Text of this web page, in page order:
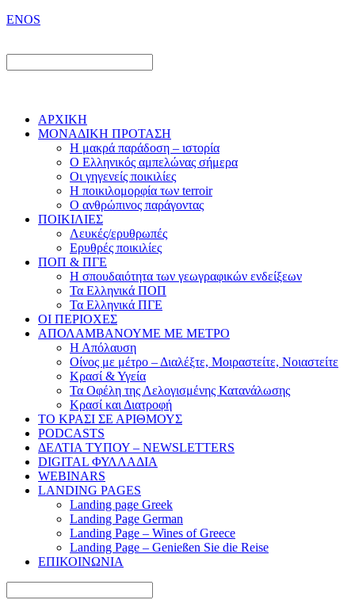
ENOS
ΑΡΧΙΚΗ
ΜΟΝΑΔΙΚΗ ΠΡΟΤΑΣΗ
Η μακρά παράδοση – ιστορία
Ο Ελληνικός αμπελώνας σήμερα
Οι γηγενείς ποικιλίες
Η ποικιλομορφία των terroir
O ανθρώπινος παράγοντας
ΠΟΙΚΙΛΙΕΣ
Λευκές/ερυθρωπές
Ερυθρές ποικιλίες
ΠΟΠ & ΠΓΕ
Η σπουδαιότητα των γεωγραφικών ενδείξεων
Τα Ελληνικά ΠΟΠ
Τα Ελληνικά ΠΓΕ
ΟΙ ΠΕΡΙΟΧΕΣ
ΑΠΟΛΑΜΒΑΝΟΥΜΕ ΜΕ ΜΕΤΡΟ
Η Απόλαυση
Οίνος με μέτρο – Διαλέξτε, Μοιραστείτε, Νοιαστείτε
Κρασί & Υγεία
Τα Οφέλη της Λελογισμένης Κατανάλωσης
Κρασί και Διατροφή
ΤΟ ΚΡΑΣΙ ΣΕ ΑΡΙΘΜΟΥΣ
PODCASTS
ΔΕΛΤΙΑ ΤΥΠΟΥ – NEWSLETTERS
DIGITAL ΦΥΛΛΑΔΙΑ
WEBINARS
LANDING PAGES
Landing page Greek
Landing Page German
Landing Page – Wines of Greece
Landing Page – Genießen Sie die Reise
ΕΠΙΚΟΙΝΩΝΙΑ